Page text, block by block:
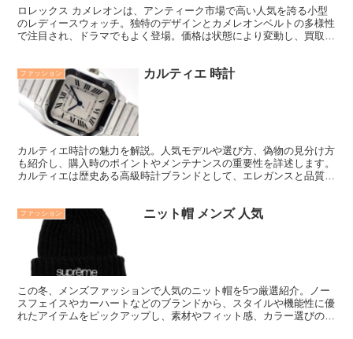
ロレックス カメレオンは、アンティーク市場で高い人気を誇る小型
のレディースウォッチ。独特のデザインとカメレオンベルトの多様性
で注目され、ドラマでもよく登場。価格は状態により変動し、買取市
ファッション カルティエ 時計
カルティエ時計の魅力を解説。人気モデルや選び方、偽物の見分け方
も紹介し、購入時のポイントやメンテナンスの重要性を詳述します。
カルティエは歴史ある高級時計ブランドとして、エレガンスと品質の
市場での購入方法、偽物対策についても解説します。カルティエ時計
の購入を検討している方に向けた必見のガイドです。
ファッション ニット帽 メンズ 人気
この冬、メンズファッションで人気のニット帽を5つ厳選紹介。ノー
スフェイスやカーハートなどのブランドから、スタイルや機能性に優
れたアイテムをピックアップし、素材やフィット感、カラー選びのポ